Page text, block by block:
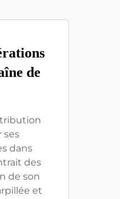
de
ses
dans
des
de son
et